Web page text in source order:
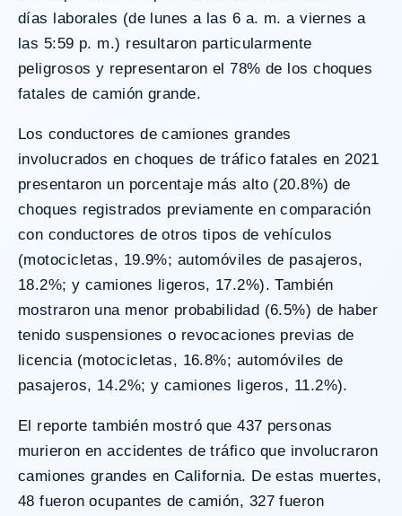
días laborales (de lunes a las 6 a. m. a viernes a
las 5:59 p. m.) resultaron particularmente
peligrosos y representaron el 78% de los choques
fatales de camión grande.
Los conductores de camiones grandes
involucrados en choques de tráfico fatales en 2021
presentaron un porcentaje más alto (20.8%) de
choques registrados previamente en comparación
con conductores de otros tipos de vehículos
(motocicletas, 19.9%; automóviles de pasajeros,
18.2%; y camiones ligeros, 17.2%). También
mostraron una menor probabilidad (6.5%) de haber
tenido suspensiones o revocaciones previas de
licencia (motocicletas, 16.8%; automóviles de
pasajeros, 14.2%; y camiones ligeros, 11.2%).
El reporte también mostró que 437 personas
murieron en accidentes de tráfico que involucraron
camiones grandes en California. De estas muertes,
48 fueron ocupantes de camión, 327 fueron